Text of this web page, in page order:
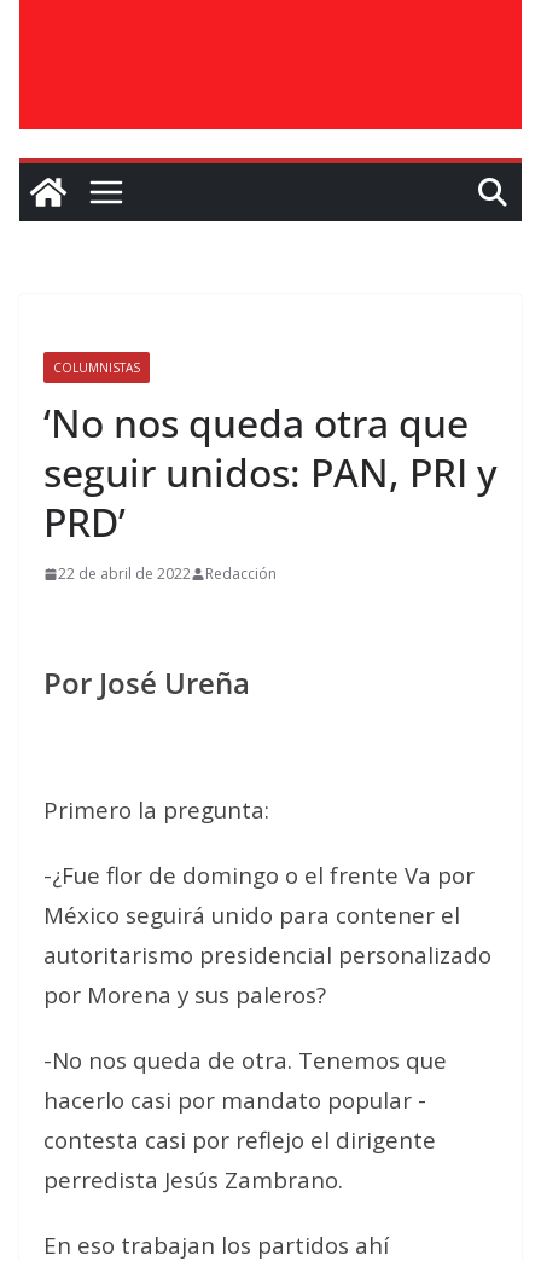
COLUMNISTAS
‘No nos queda otra que
seguir unidos: PAN, PRI y
PRD’
22 de abril de 2022 Redacción
Por José Ureña
Primero la pregunta:
-¿Fue flor de domingo o el frente Va por
México seguirá unido para contener el
autoritarismo presidencial personalizado
por Morena y sus paleros?
-No nos queda de otra. Tenemos que
hacerlo casi por mandato popular -
contesta casi por reflejo el dirigente
perredista Jesús Zambrano.
En eso trabajan los partidos ahí